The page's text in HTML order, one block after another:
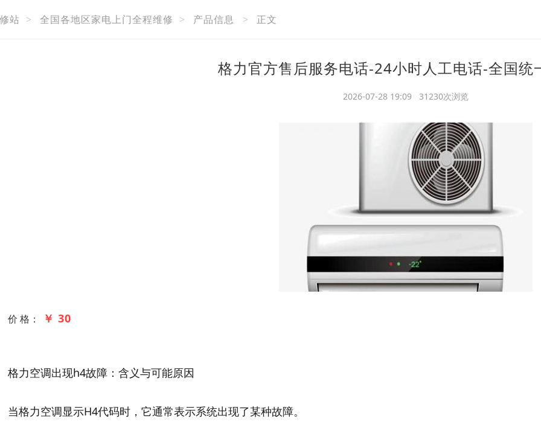
站 > 全国各地区家电上门全程维修 > 产品信息 > 正文
格力官方售后服务电话-24小时人工电话-全国统
2026-07-28 19:09 31230次浏览
价 格： ￥ 30
格力空调出现h4故障：含义与可能原因
当格力空调显示H4代码时，它通常表示系统出现了某种故障。